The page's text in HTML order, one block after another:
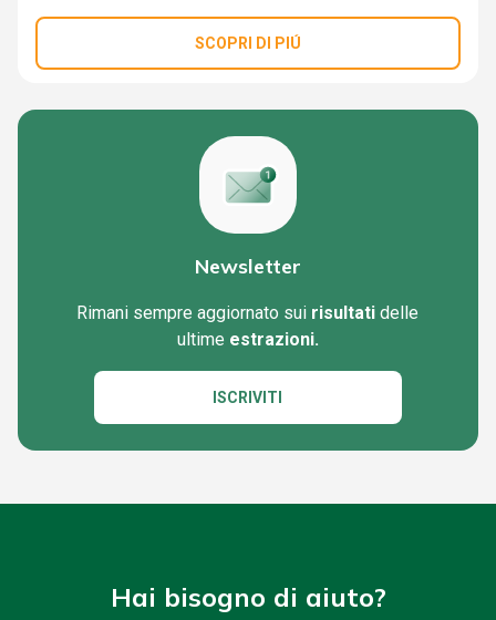
SCOPRI DI PIÚ
Newsletter
Rimani sempre aggiornato sui risultati delle
ultime estrazioni.
ISCRIVITI
Hai bisogno di aiuto?